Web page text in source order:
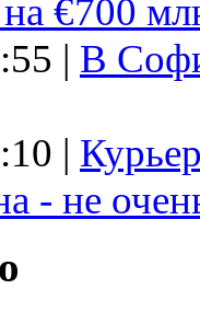
€700
| В
|
- не